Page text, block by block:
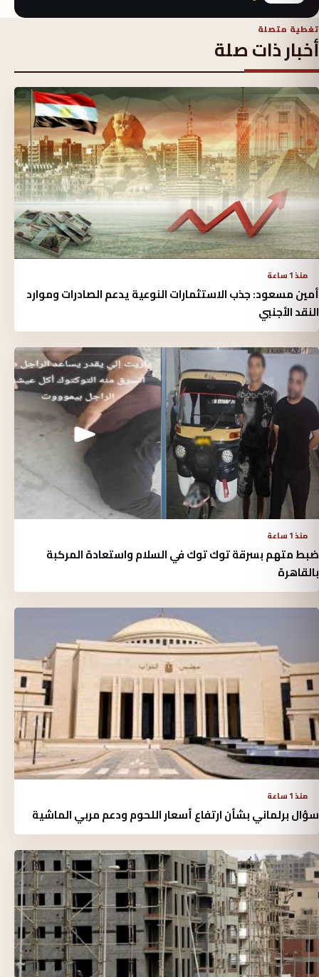
تغطية متصلة
أخبار ذات صلة
منذ 1 ساعة
أمين مسعود: جذب الاستثمارات النوعية يدعم الصادرات وموارد
النقد الأجنبي
منذ 1 ساعة
ضبط متهم بسرقة توك توك في السلام واستعادة المركبة
بالقاهرة
منذ 1 ساعة
سؤال برلماني بشأن ارتفاع أسعار اللحوم ودعم مربي الماشية